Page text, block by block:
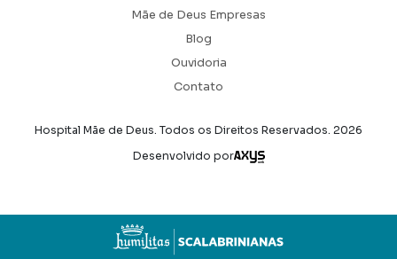
Mãe de Deus Empresas
Blog
Ouvidoria
Contato
Hospital Mãe de Deus. Todos os Direitos Reservados. 2026
Desenvolvido por
Axysweb